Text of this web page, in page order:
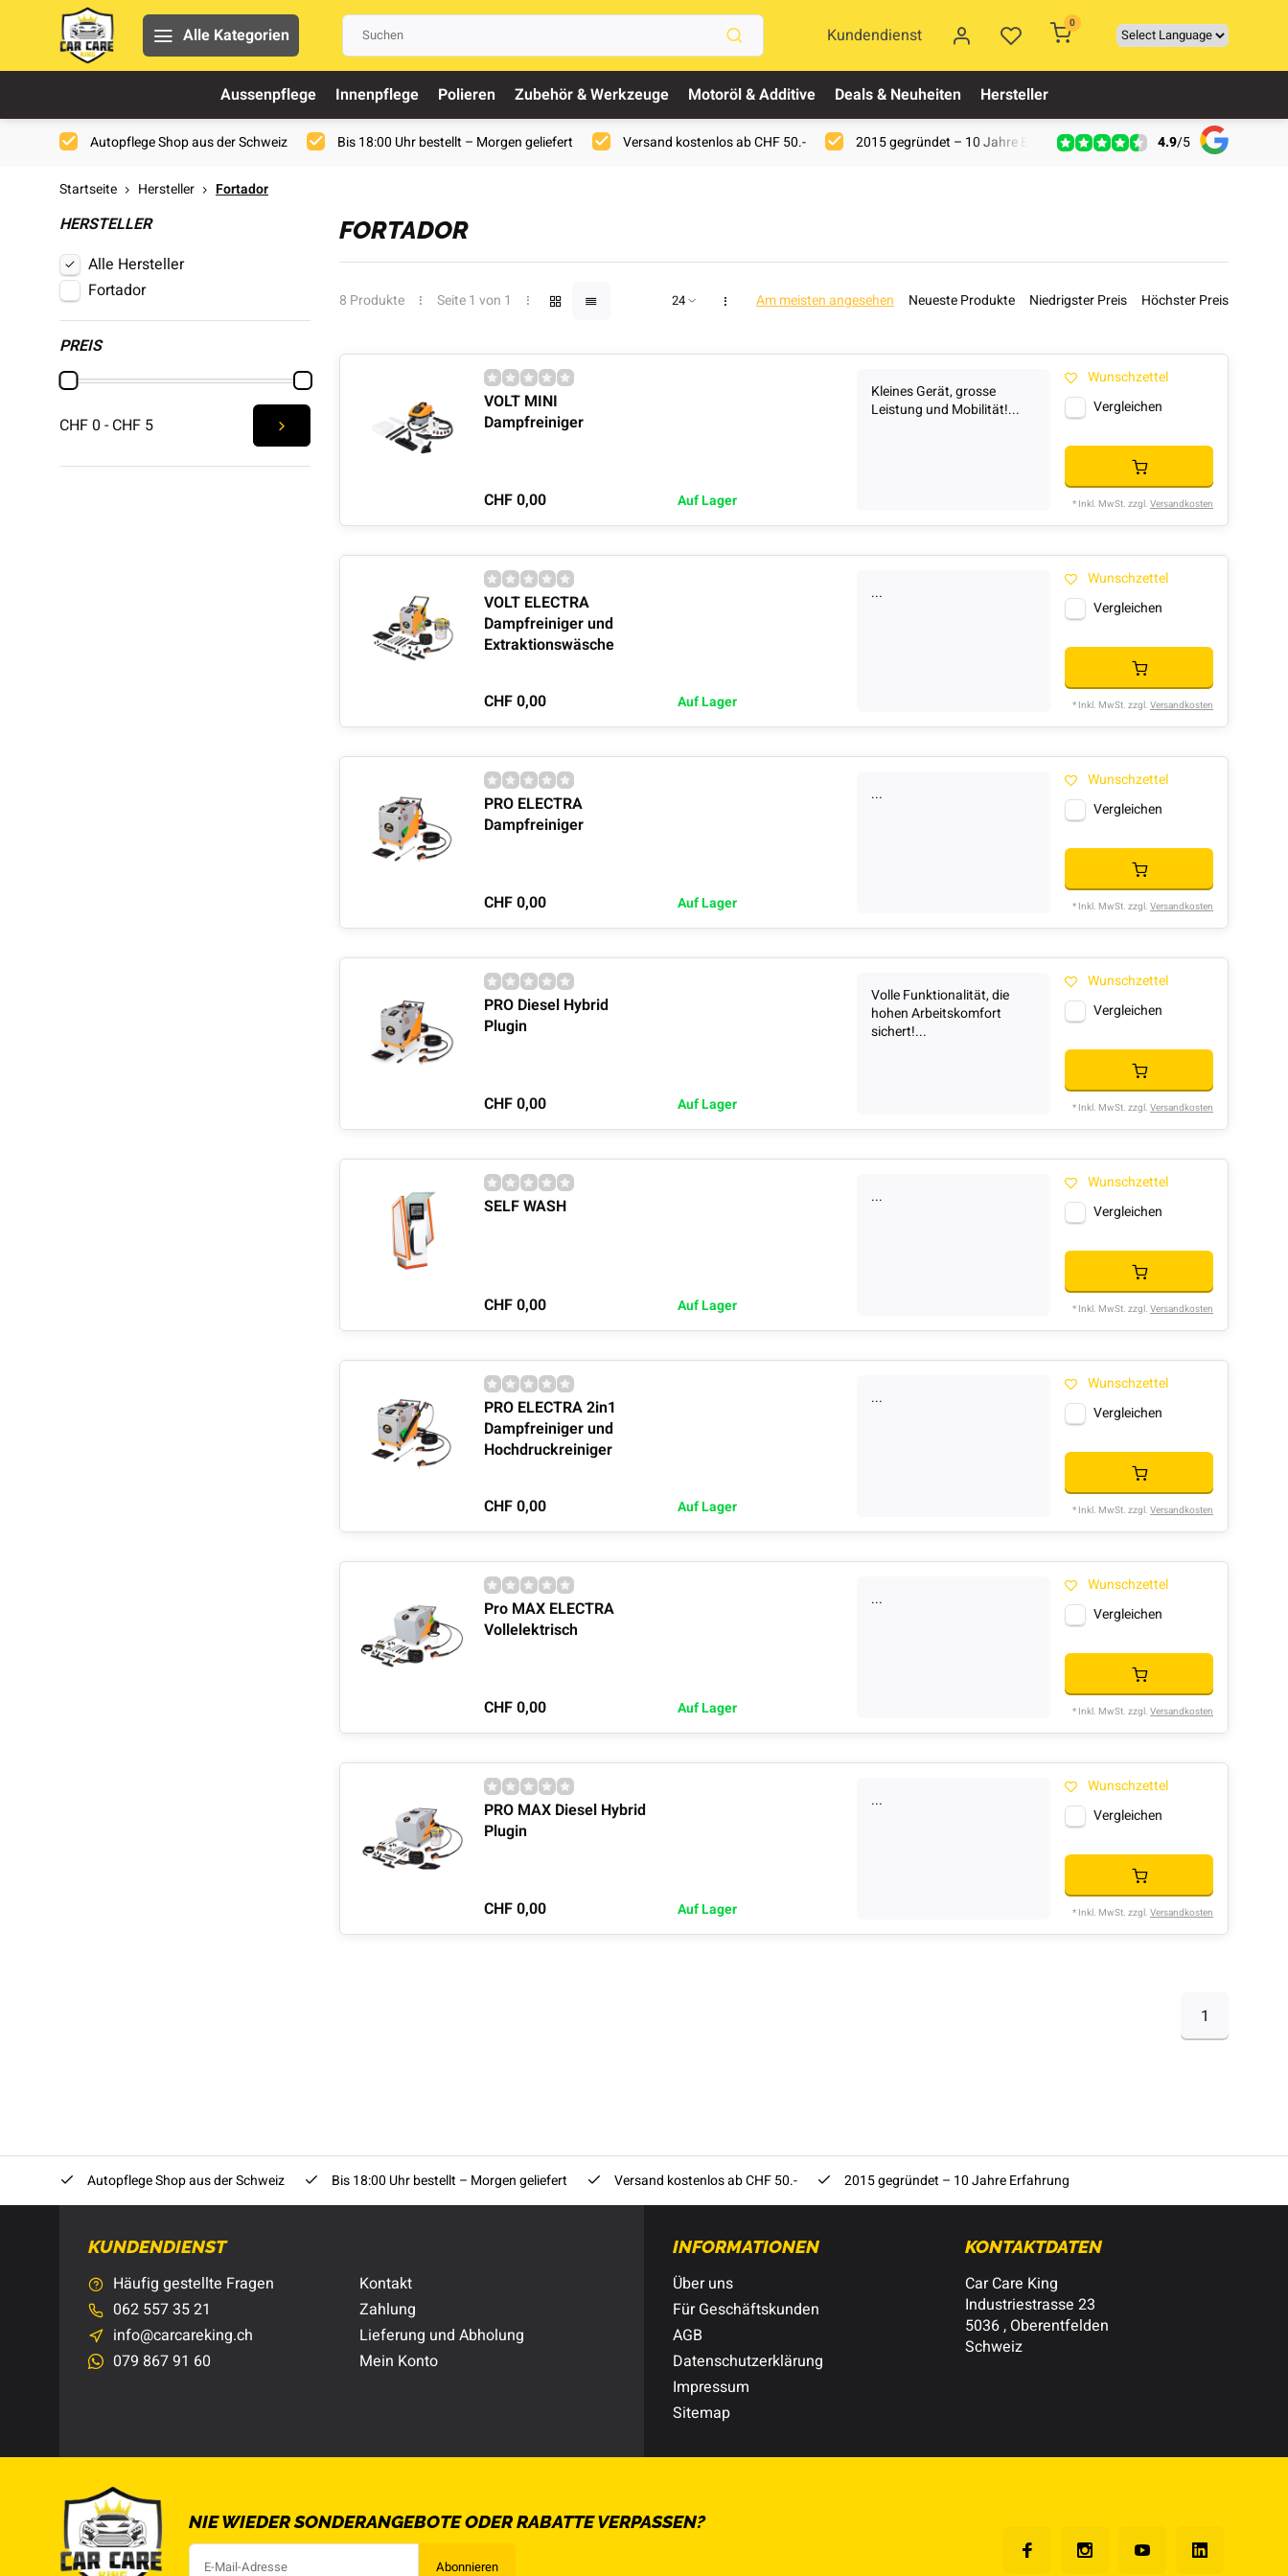
Alle Kategorien Kundendienst
0
Aussenpflege Innenpflege Polieren Zubehör & Werkzeuge Motoröl & Additive Deals & Neuheiten Hersteller
Autopflege Shop aus der Schweiz Bis 18:00 Uhr bestellt – Morgen geliefert Versand kostenlos ab CHF 50.- 2015 gegründet – 10 Jahre Erfahrung 4.9/5
Startseite Hersteller Fortador
HERSTELLER
Alle Hersteller
Fortador
PREIS
CHF 0 - CHF 5
FORTADOR
8 Produkte Seite 1 von 1 Am meisten angesehen Neueste Produkte Niedrigster Preis Höchster Preis
VOLT MINI
Dampfreiniger
CHF 0,00 Auf Lager
Kleines Gerät, grosse
Leistung und Mobilität!...
Wunschzettel
Vergleichen
* Inkl. MwSt. zzgl.Versandkosten
VOLT ELECTRA
Dampfreiniger und
Extraktionswäsche
CHF 0,00 Auf Lager
...
Wunschzettel
Vergleichen
* Inkl. MwSt. zzgl.Versandkosten
PRO ELECTRA
Dampfreiniger
CHF 0,00 Auf Lager
...
Wunschzettel
Vergleichen
* Inkl. MwSt. zzgl.Versandkosten
PRO Diesel Hybrid
Plugin
CHF 0,00 Auf Lager
Volle Funktionalität, die
hohen Arbeitskomfort
sichert!...
Wunschzettel
Vergleichen
* Inkl. MwSt. zzgl.Versandkosten
SELF WASH
CHF 0,00 Auf Lager
...
Wunschzettel
Vergleichen
* Inkl. MwSt. zzgl.Versandkosten
PRO ELECTRA 2in1
Dampfreiniger und
Hochdruckreiniger
CHF 0,00 Auf Lager
...
Wunschzettel
Vergleichen
* Inkl. MwSt. zzgl.Versandkosten
Pro MAX ELECTRA
Vollelektrisch
CHF 0,00 Auf Lager
...
Wunschzettel
Vergleichen
* Inkl. MwSt. zzgl.Versandkosten
PRO MAX Diesel Hybrid
Plugin
CHF 0,00 Auf Lager
...
Wunschzettel
Vergleichen
* Inkl. MwSt. zzgl.Versandkosten
1
Autopflege Shop aus der Schweiz Bis 18:00 Uhr bestellt – Morgen geliefert Versand kostenlos ab CHF 50.- 2015 gegründet – 10 Jahre Erfahrung
KUNDENDIENST
Häufig gestellte Fragen
062 557 35 21
info@carcareking.ch
079 867 91 60
Kontakt
Zahlung
Lieferung und Abholung
Mein Konto
INFORMATIONEN
Über uns
Für Geschäftskunden
AGB
Datenschutzerklärung
Impressum
Sitemap
KONTAKTDATEN
Car Care King
Industriestrasse 23
5036 , Oberentfelden
Schweiz
NIE WIEDER SONDERANGEBOTE ODER RABATTE VERPASSEN?
Abonnieren